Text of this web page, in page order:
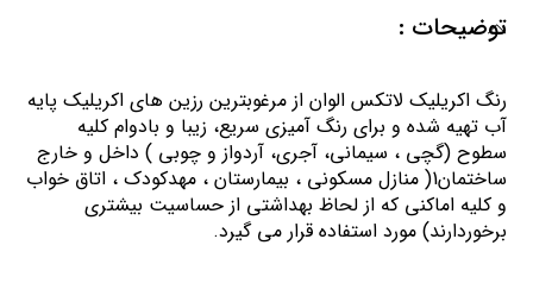
توضیحات :
رنگ اكريليك لاتكس الوان از مرغوبترين رزين هاي اكريليك پايه
آب تهيه شده و برای رنگ آمیزی سریع، زیبا و بادوام کلیه
سطوح (گچی ، سیمانی، آجری، آردواز و چوبی ) داخل و خارج
ساختمان1( منازل مسكوني ، بيمارستان ، مهدكودك ، اتاق خواب
و كليه اماكني كه از لحاظ بهداشتي از حساسيت بيشتري
برخوردارند) مورد استفاده قرار می گیرد.